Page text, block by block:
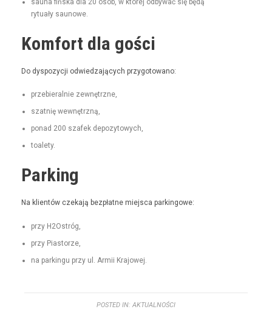
sauna fińs­ka dla 20 osób, w której odby­wać się będą
rytu­ały saunowe.
Komfort dla gości
Do dys­pozy­cji odwiedza­ją­cych przygotowano:
prze­bier­al­nie zewnętrzne,
szat­nię wewnętrzną,
pon­ad 200 szafek depozytowych,
toale­ty.
Parking
Na klien­tów czeka­ją bezpłatne miejs­ca parkingowe:
przy H2Ostróg,
przy Pias­torze,
na parkingu przy ul. Armii Krajowej.
POSTED IN: AKTUALNOŚCI